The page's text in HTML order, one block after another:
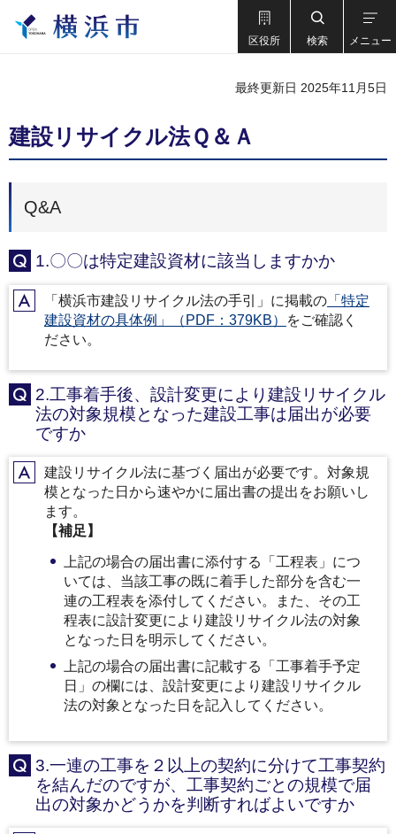
区役所 検索 メニュー
最終更新日 2025年11月5日
建設リサイクル法Ｑ＆Ａ
Q&A
Q 1.〇〇は特定建設資材に該当しますかか
A「横浜市建設リサイクル法の手引」に掲載の 「特定
建設資材の具体例」（PDF：379KB）
をご確認く
ださい。
Q
2.工事着手後、設計変更により建設リサイクル
法の対象規模となった建設工事は届出が必要
ですか
A建設リサイクル法に基づく届出が必要です。対象規
模となった日から速やかに届出書の提出をお願いし
ます。
【補足】
上記の場合の届出書に添付する「工程表」につ
いては、当該工事の既に着手した部分を含む一
連の工程表を添付してください。また、その工
程表に設計変更により建設リサイクル法の対象
となった日を明示してください。
上記の場合の届出書に記載する「工事着手予定
日」の欄には、設計変更により建設リサイクル
法の対象となった日を記入してください。
Q
3.一連の工事を２以上の契約に分けて工事契約
を結んだのですが、工事契約ごとの規模で届
出の対象かどうかを判断すればよいですか